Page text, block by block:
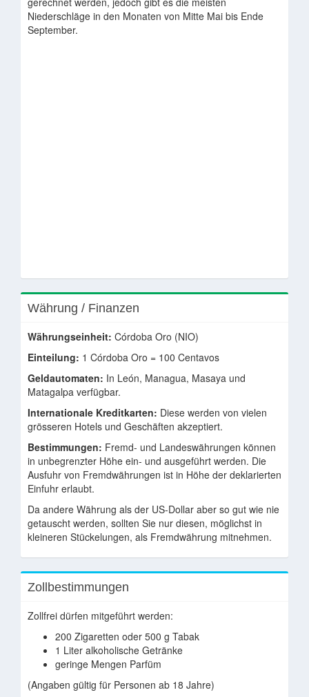
Niederschläge in den Monaten von Mitte Mai bis Ende
September.
Währung / Finanzen
Währungseinheit: Córdoba Oro (NIO)
Einteilung: 1 Córdoba Oro = 100 Centavos
Geldautomaten: In León, Managua, Masaya und
Matagalpa verfügbar.
Internationale Kreditkarten: Diese werden von vielen
grösseren Hotels und Geschäften akzeptiert.
Bestimmungen: Fremd- und Landeswährungen können
in unbegrenzter Höhe ein- und ausgeführt werden. Die
Ausfuhr von Fremdwährungen ist in Höhe der deklarierten
Einfuhr erlaubt.
Da andere Währung als der US-Dollar aber so gut wie nie
getauscht werden, sollten Sie nur diesen, möglichst in
kleineren Stückelungen, als Fremdwährung mitnehmen.
Zollbestimmungen
Zollfrei dürfen mitgeführt werden:
200 Zigaretten oder 500 g Tabak
1 Liter alkoholische Getränke
geringe Mengen Parfüm
(Angaben gültig für Personen ab 18 Jahre)